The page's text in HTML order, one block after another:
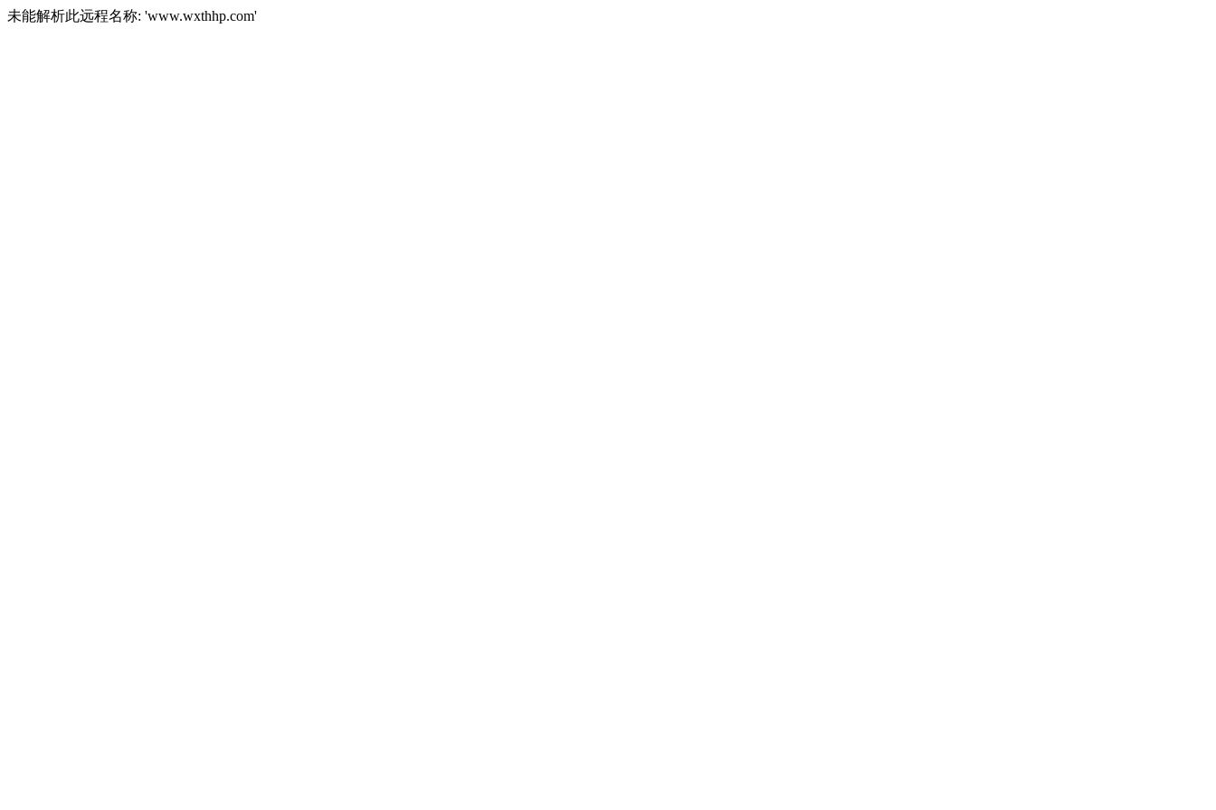
未能解析此远程名称: 'www.wxthhp.com'